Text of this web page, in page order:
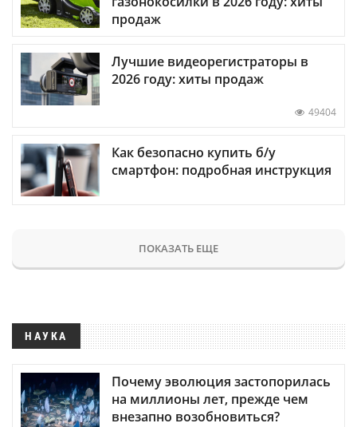
продаж
Лучшие видеорегистраторы в
2026 году: хиты продаж
49404
Как безопасно купить б/у
смартфон: подробная инструкция
ПОКАЗАТЬ ЕЩЕ
НАУКА
Почему эволюция застопорилась
на миллионы лет, прежде чем
внезапно возобновиться?